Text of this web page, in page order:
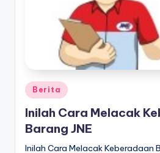
Posted
in
Berita
Inilah Cara Melacak
Barang JNE
Inilah Cara Melacak Keberadaan